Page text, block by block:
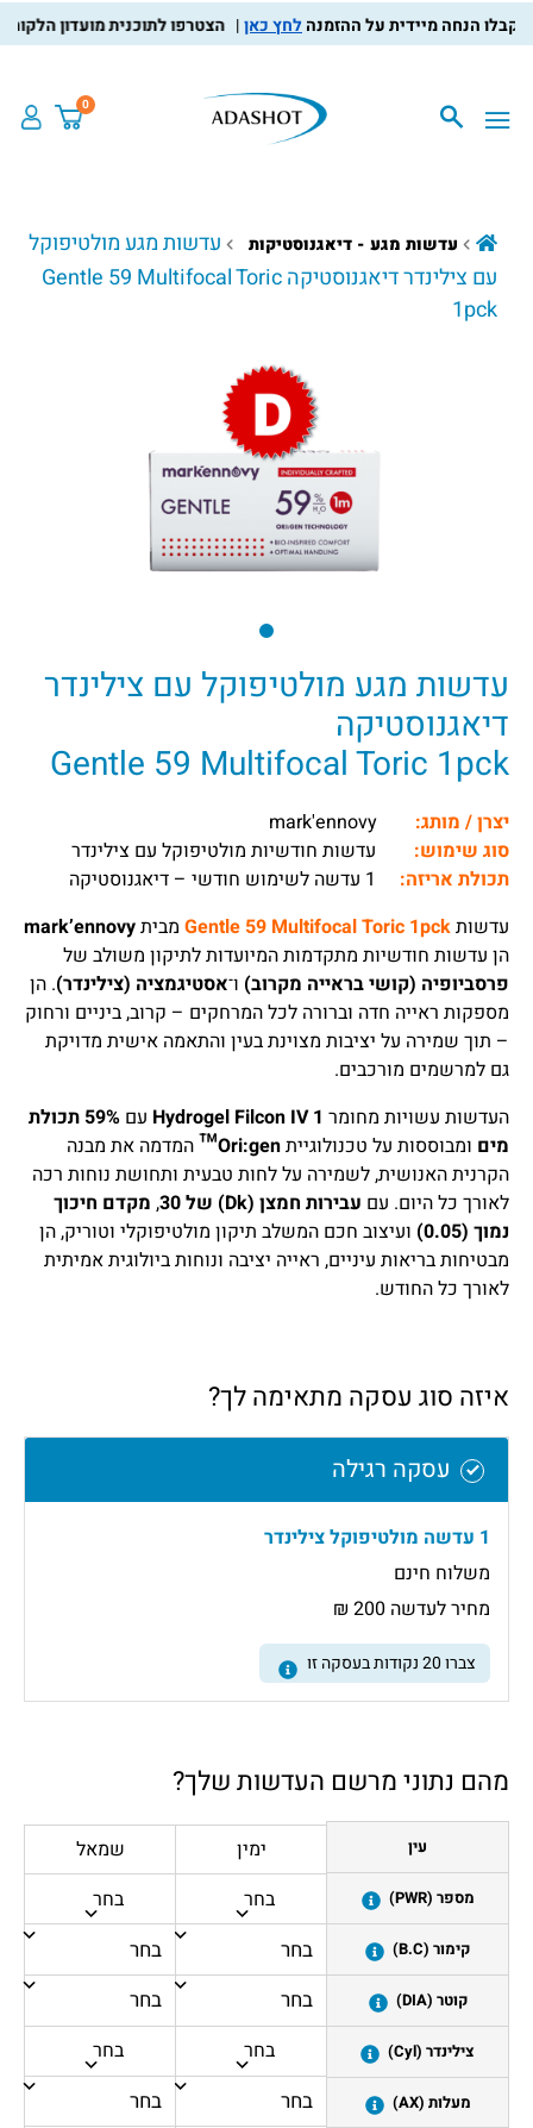
לחץ כאן הצטרפו לתוכנית מועדון הלקוחות,
0
עדשות מגע - דיאגנוסטיקות
עדשות מגע מולטיפוקל
עם צילינדר דיאגנוסטיקה Gentle 59 Multifocal Toric
1pck
עדשות מגע מולטיפוקל עם צילינדר
דיאגנוסטיקה
Gentle 59 Multifocal Toric 1pck
יצרן / מותג:
סוג שימוש:
עדשות חודשיות מולטיפוקל עם צילינדר
תכולת אריזה:
עדשותGentle 59 Multifocal Toric 1pck מביתmark’ennovy
הן עדשות חודשיות מתקדמות המיועדות לתיקון משולב של
פרסביופיה (קושי בראייה מקרוב) ו־אסטיגמציה (צילינדר). הן
מספקות ראייה חדה וברורה לכל המרחקים – קרוב, ביניים ורחוק
– תוך שמירה על יציבות מצוינת בעין והתאמה אישית מדויקת
גם למרשמים מורכבים.
העדשות עשויות מחומר Hydrogel Filcon IV 1 עם
59% תכולת
מים ומבוססות על טכנולוגייתOri:gen™
המדמה את מבנה
הקרנית האנושית, לשמירה על לחות טבעית ותחושת נוחות רכה
לאורך כל היום. עם עבירות חמצן (Dk) של 30 , מקדם חיכוך
נמוך (0.05)
ועיצוב חכם המשלב תיקון מולטיפוקלי וטוריק, הן
מבטיחות בריאות עיניים, ראייה יציבה ונוחות ביולוגית אמיתית
לאורך כל החודש.
איזה סוג עסקה מתאימה לך?
עסקה רגילה
1 עדשה מולטיפוקל צילינדר
משלוח חינם
מחיר לעדשה 200 ₪
צברו20נקודות בעסקה זו
מהם נתוני מרשם העדשות שלך?
עין
מספר (PWR)
קימור (B.C)
קוטר (DIA)
צילינדר (Cyl)
מעלות (AX)
ימין
בחר
בחר
שמאל
בחר
בחר